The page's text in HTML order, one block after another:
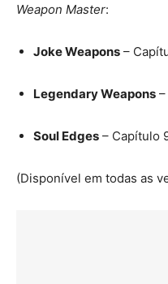
Weapon Master:
Joke Weapons –
Legendary Weapons
Soul Edges – Capítulo
(Disponível em todas as